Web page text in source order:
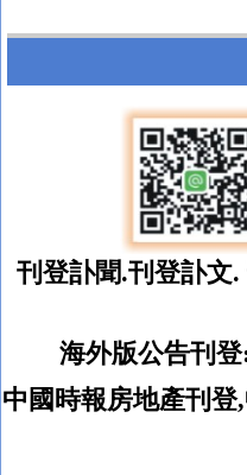
刊登訃聞.刊登訃文.
海外版公告刊登
中國時報房地產刊